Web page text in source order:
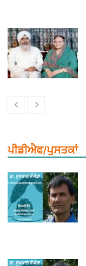
ਪੀਡੀਐਫ/ਪੁਸਤਕਾਂ